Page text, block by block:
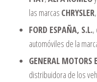
las marcas CHRYSLER,
FORD ESPAÑA, S.L.,
automóviles de la
GENERAL MOTORS
distribuidora de los